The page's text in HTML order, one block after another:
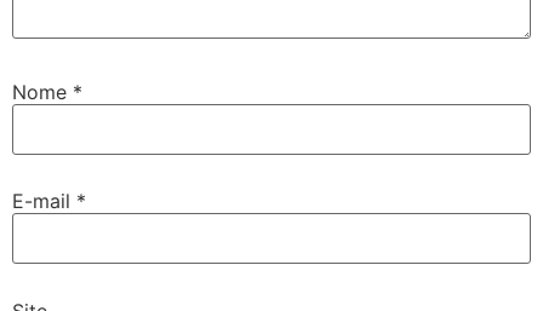
Nome *
E-mail *